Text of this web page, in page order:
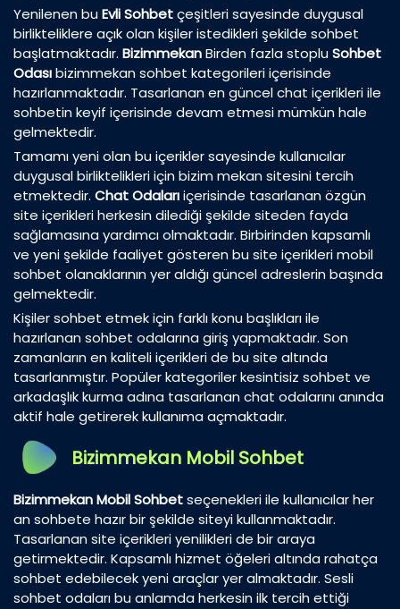
Yenilenen buEvli Sohbetçeşitleri sayesinde duygusal
birlikteliklere açık olan kişiler istedikleri şekilde sohbet
başlatmaktadır. BizimmekanBirden fazla stopluSohbet
Odasıbizimmekan sohbet kategorileri içerisinde
hazırlanmaktadır. Tasarlanan en güncel chat içerikleri ile
sohbetin keyif içerisinde devam etmesi mümkün hale
gelmektedir.
Tamamı yeni olan bu içerikler sayesinde kullanıcılar
duygusal birliktelikleri için bizim mekan sitesini tercih
etmektedir. Chat Odalarıiçerisinde tasarlanan özgün
site içerikleri herkesin dilediği şekilde siteden fayda
sağlamasına yardımcı olmaktadır. Birbirinden kapsamlı
ve yeni şekilde faaliyet gösteren bu site içerikleri mobil
sohbet olanaklarının yer aldığı güncel adreslerin başında
gelmektedir.
Kişiler sohbet etmek için farklı konu başlıkları ile
hazırlanan sohbet odalarına giriş yapmaktadır. Son
zamanların en kaliteli içerikleri de bu site altında
tasarlanmıştır. Popüler kategoriler kesintisiz sohbet ve
arkadaşlık kurma adına tasarlanan chat odalarını anında
aktif hale getirerek kullanıma açmaktadır.
Bizimmekan Mobil Sohbet
Bizimmekan Mobil Sohbetseçenekleri ile kullanıcılar her
an sohbete hazır bir şekilde siteyi kullanmaktadır.
Tasarlanan site içerikleri yenilikleri de bir araya
getirmektedir. Kapsamlı hizmet öğeleri altında rahatça
sohbet edebilecek yeni araçlar yer almaktadır. Sesli
sohbet odaları bu anlamda herkesin ilk tercih ettiği